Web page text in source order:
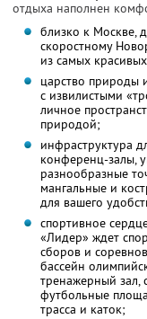
отдыха наполнен
близко к Москве,
скоростному
из самых
царство природы
с извилистыми
личное
природой;
инфраструктура
конференц-залы,
разнообразные
мангальные и
для вашего
спортивное
«Лидер» ждет
сборов и
бассейн
тренажерный зал,
футбольные
трасса и каток;